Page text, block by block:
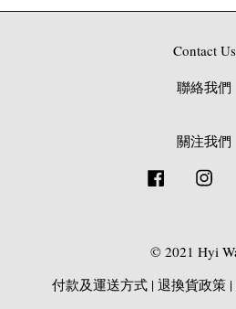
Contact Us
聯絡我們
關注我們
Facebook
© 2021 Hyi
付款及運送方式 | 退換貨政策 |